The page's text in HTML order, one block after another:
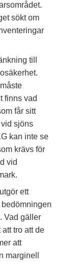
sökt om
till
finns vad
får sitt
sjöns
kan inte se
krävs för
vid
ett
Vad gäller
tro att de
att
marginell